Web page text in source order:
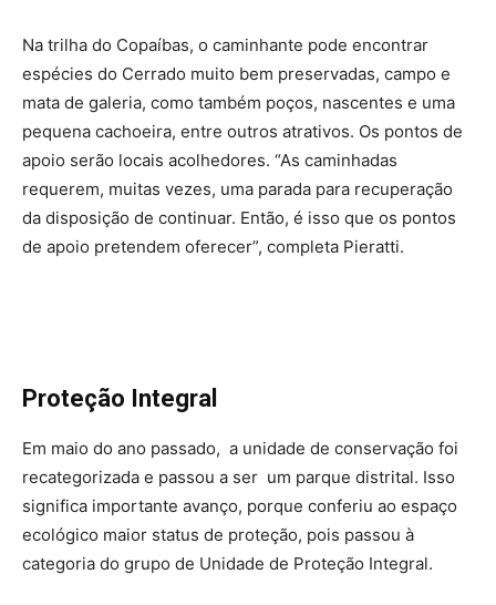
Na trilha do Copaíbas, o caminhante pode encontrar
espécies do Cerrado muito bem preservadas, campo e
mata de galeria, como também poços, nascentes e uma
pequena cachoeira, entre outros atrativos. Os pontos de
apoio serão locais acolhedores. “As caminhadas
requerem, muitas vezes, uma parada para recuperação
da disposição de continuar. Então, é isso que os pontos
de apoio pretendem oferecer”, completa Pieratti.
Proteção Integral
Em maio do ano passado, a unidade de conservação foi
recategorizada e passou a ser um parque distrital. Isso
significa importante avanço, porque conferiu ao espaço
ecológico maior status de proteção, pois passou à
categoria do grupo de Unidade de Proteção Integral.